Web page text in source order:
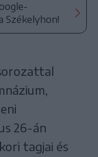
Székelyhon!
26-án
tagjai és